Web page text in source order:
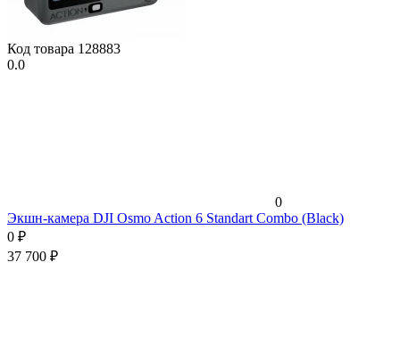
Код товара 128883
0.0
0
Экшн-камера DJI Osmo Action 6 Standart Combo (Black)
0 ₽
37 700 ₽